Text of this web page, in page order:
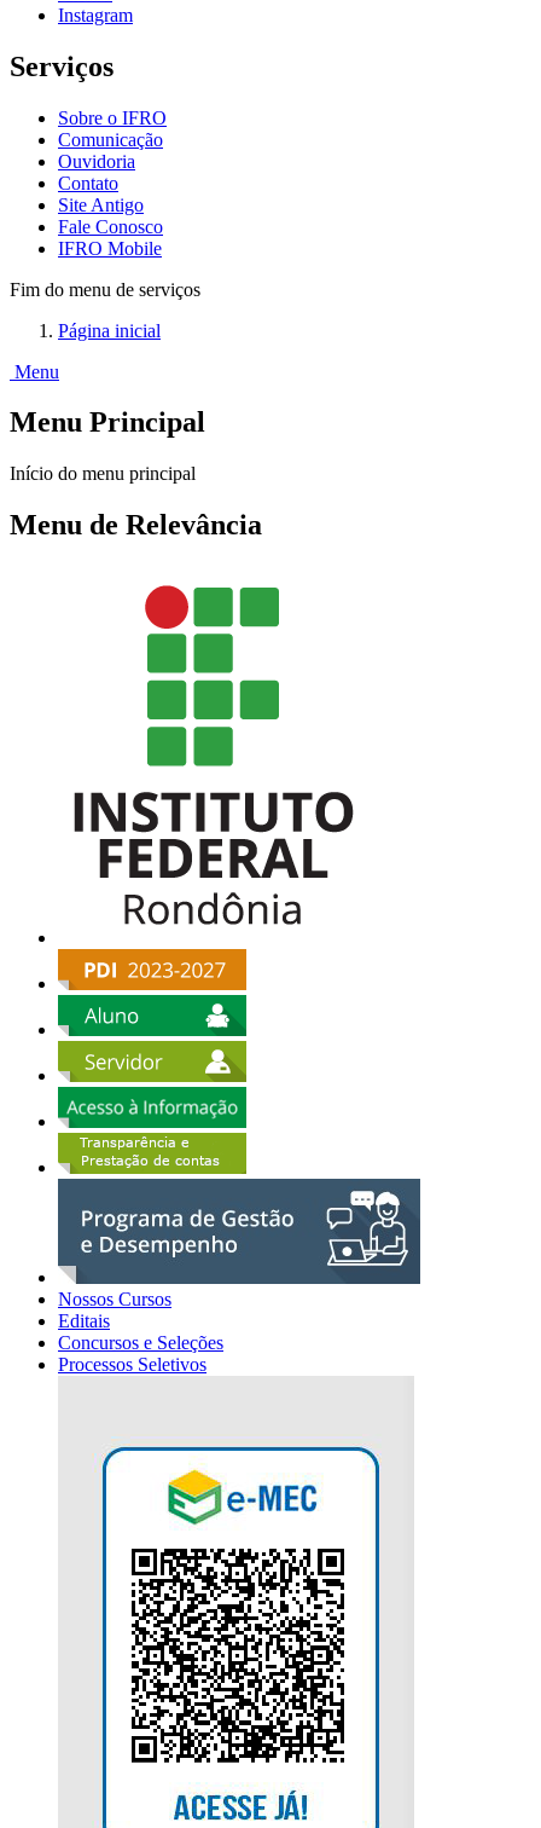
Instagram
Serviços
Sobre o IFRO
Comunicação
Ouvidoria
Contato
Site Antigo
Fale Conosco
IFRO Mobile
Fim do menu de serviços
Página inicial
Menu
Menu Principal
Início do menu principal
Menu de Relevância
Nossos Cursos
Editais
Concursos e Seleções
Processos Seletivos